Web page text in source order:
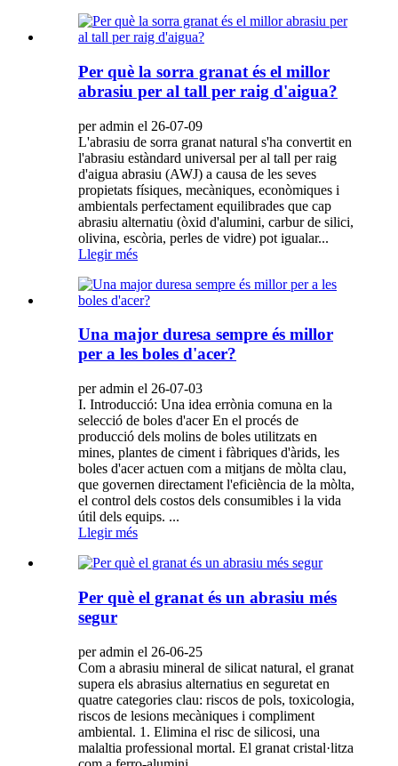
Per què la sorra granat és el millor
abrasiu per al tall per raig d'aigua?
per admin el 26-07-09
L'abrasiu de sorra granat natural s'ha convertit en
l'abrasiu estàndard universal per al tall per raig
d'aigua abrasiu (AWJ) a causa de les seves
propietats físiques, mecàniques, econòmiques i
ambientals perfectament equilibrades que cap
abrasiu alternatiu (òxid d'alumini, carbur de silici,
olivina, escòria, perles de vidre) pot igualar...
Llegir més
Una major duresa sempre és millor
per a les boles d'acer?
per admin el 26-07-03
I. Introducció: Una idea errònia comuna en la
selecció de boles d'acer En el procés de
producció dels molins de boles utilitzats en
mines, plantes de ciment i fàbriques d'àrids, les
boles d'acer actuen com a mitjans de mòlta clau,
que governen directament l'eficiència de la mòlta,
el control dels costos dels consumibles i la vida
útil dels equips. ...
Llegir més
Per què el granat és un abrasiu més
segur
per admin el 26-06-25
Com a abrasiu mineral de silicat natural, el granat
supera els abrasius alternatius en seguretat en
quatre categories clau: riscos de pols, toxicologia,
riscos de lesions mecàniques i compliment
ambiental. 1. Elimina el risc de silicosi, una
malaltia professional mortal. El granat cristal·litza